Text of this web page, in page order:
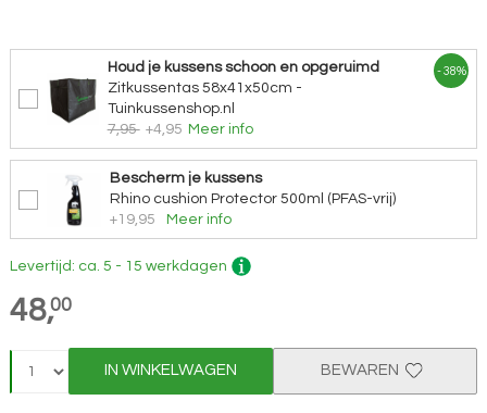
Houd je kussens schoon en opgeruimd
Zitkussentas 58x41x50cm -
Tuinkussenshop.nl
7,95 +4,95 Meer info
- 38%
Bescherm je kussens
Rhino cushion Protector 500ml (PFAS-vrij)
+19,95
Meer info
Levertijd: ca. 5 - 15 werkdagen
48,00
IN WINKELWAGEN BEWAREN